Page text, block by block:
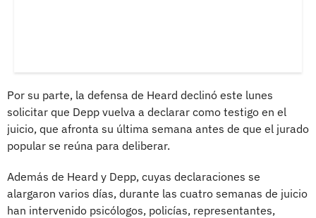
Por su parte, la defensa de Heard declinó este lunes
solicitar que Depp vuelva a declarar como testigo en el
juicio, que afronta su última semana antes de que el jurado
popular se reúna para deliberar.
Además de Heard y Depp, cuyas declaraciones se
alargaron varios días, durante las cuatro semanas de juicio
han intervenido psicólogos, policías, representantes,